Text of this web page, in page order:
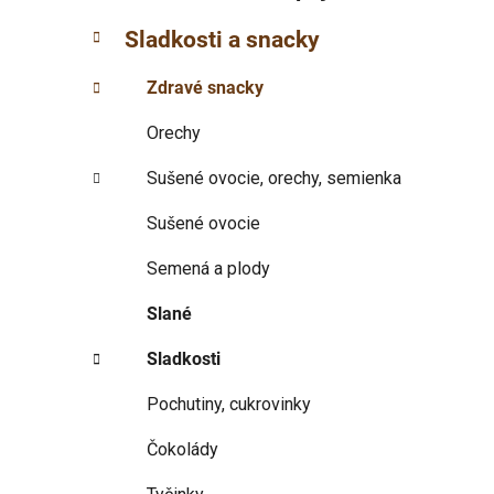
a
n
e
i
Sladkosti a snacky
Zdravé snacky
Orechy
Sušené ovocie, orechy, semienka
Sušené ovocie
Semená a plody
Slané
Sladkosti
Pochutiny, cukrovinky
Čokolády